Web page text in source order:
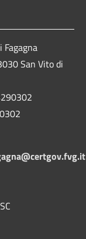
Fagagna
San Vito di